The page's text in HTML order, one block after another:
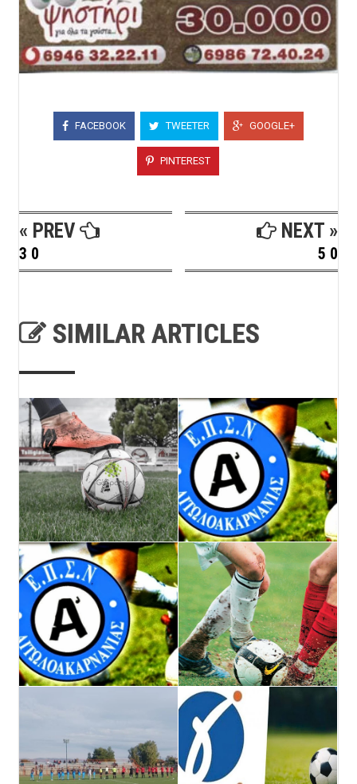
FACEBOOK TWEETER GOOGLE+
PINTEREST
« PREV
3 0
NEXT »
5 0
SIMILAR ARTICLES